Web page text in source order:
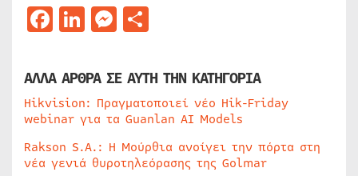
Facebook
LinkedIn
Messenger
ΑΛΛΑ ΑΡΘΡΑ ΣΕ ΑΥΤΗ ΤΗΝ ΚΑΤΗΓΟΡΙΑ
Hikvision: Πραγματοποιεί νέο Hik-Friday
webinar για τα Guanlan AI Models
Rakson S.A.: Η Μούρθια ανοίγει την πόρτα στη
νέα γενιά θυροτηλεόρασης της Golmar